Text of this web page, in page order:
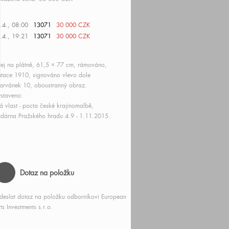
08:00 13071
30 000 CZK
19:21
13071 30 000 CZK
na plátně, 61,5 × 77 cm, rámováno,
1910, signováno vlevo dole
10, oboustranný obraz.
vlast - pocta české krajinomalbě,
Pražského hradu 4.9 - 1.11.2015.
Dotaz na položku
dotaz na položku odborníkovi European
Investments s.r.o.